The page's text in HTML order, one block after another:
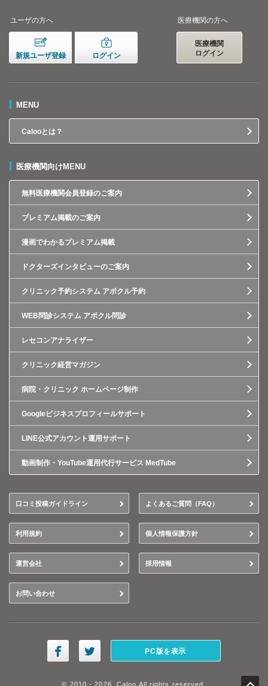
ユーザの方へ
新規ユーザ登録 ログイン
医療機関の方へ
医療機関
ログイン
MENU
Calooとは？
医療機関向けMENU
無料医療機関会員登録のご案内
プレミアム掲載のご案内
漫画でわかるプレミアム掲載
ドクターズインタビューのご案内
クリニック予約システム アポクル予約
WEB問診システム アポクル問診
レセコンアナライザー
クリニック経営マガジン
病院・クリニック ホームページ制作
Googleビジネスプロフィールサポート
LINE公式アカウント運用サポート
動画制作・YouTube運用代行サービス MedTube
口コミ投稿ガイドライン よくあるご質問（FAQ）
利用規約 個人情報保護方針
運営会社 採用情報
お問い合わせ
PC版を表示
© 2010 - 2026, Caloo All rights reserved.